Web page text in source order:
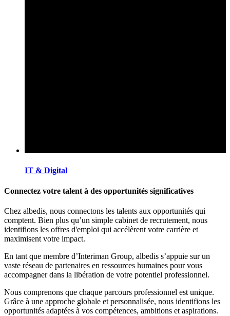
IT & Digital
Connectez votre talent à des opportunités significatives
Chez albedis, nous connectons les talents aux opportunités qui
comptent. Bien plus qu’un simple cabinet de recrutement, nous
identifions les offres d'emploi qui accélèrent votre carrière et
maximisent votre impact.
En tant que membre d’Interiman Group, albedis s’appuie sur un
vaste réseau de partenaires en ressources humaines pour vous
accompagner dans la libération de votre potentiel professionnel.
Nous comprenons que chaque parcours professionnel est unique.
Grâce à une approche globale et personnalisée, nous identifions les
opportunités adaptées à vos compétences, ambitions et aspirations.